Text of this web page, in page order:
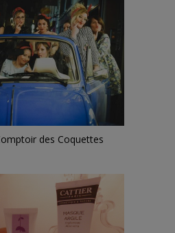
des Coquettes